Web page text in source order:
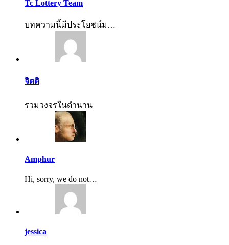
Tc Lottery Team
บทความนี้มีประโยชน์ม…
จิตติ
รวมวงจรในตำนาน
Amphur
Hi, sorry, we do not…
jessica